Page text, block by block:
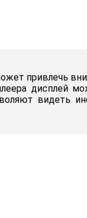
привлечь
дисплей
видеть